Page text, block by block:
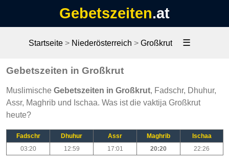
Gebetszeiten.at
Startseite> Niederösterreich > Großkrut ☰
Gebetszeiten in Großkrut
Muslimische Gebetszeiten in Großkrut, Fadschr, Dhuhur,
Assr, Maghrib und Ischaa. Was ist die vaktija Großkrut
heute?
Fadschr Dhuhur Assr Maghrib
Ischaa
03:20
12:59 17:01 20:20 22:26